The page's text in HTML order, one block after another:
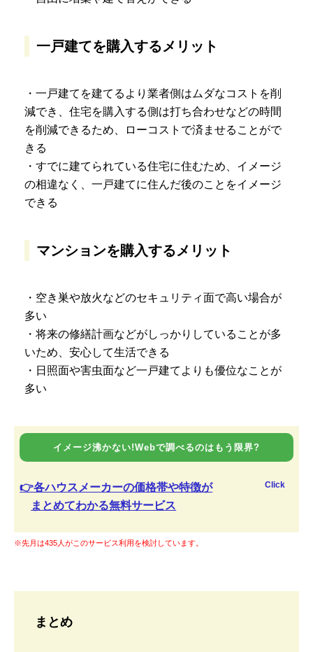
一戸建てを購入するメリット
・一戸建てを建てるより業者側はムダなコストを削
減でき、住宅を購入する側は打ち合わせなどの時間
を削減できるため、ローコストで済ませることがで
きる
・すでに建てられている住宅に住むため、イメージ
の相違なく、一戸建てに住んだ後のことをイメージ
できる
マンションを購入するメリット
・空き巣や放火などのセキュリティ面で高い場合が
多い
・将来の修繕計画などがしっかりしていることが多
いため、安心して生活できる
・日照面や害虫面など一戸建てよりも優位なことが
多い
イメージ沸かない!Webで調べるのはもう限界?
👉各ハウスメーカーの価格帯や特徴が
まとめてわかる無料サービス
Click
※先月は435人がこのサービス利用を検討しています。
まとめ